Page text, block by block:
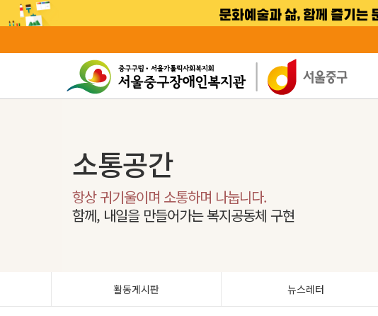
소통공간
항상 귀기울이며 소통하며 나눕니다.
함께, 내일을 만들어가는 복지공동체 구현
활동게시판 뉴스레터